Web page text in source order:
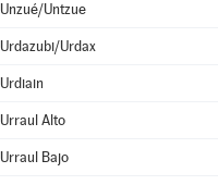
Unzué/Untzue
Urdazubi/Urdax
Urdiain
Urraul Alto
Urraul Bajo